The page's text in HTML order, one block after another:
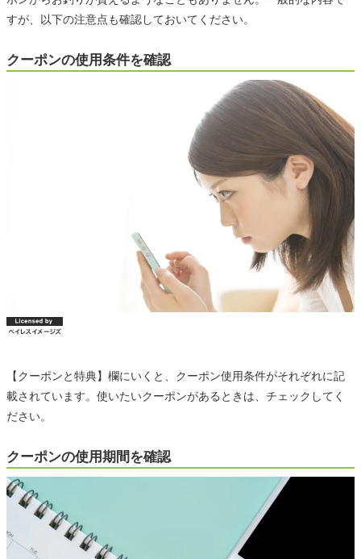
すが、以下の注意点も確認しておいてください。
クーポンの使用条件を確認
【クーポンと特典】欄にいくと、クーポン使用条件がそれぞれに記
載されています。使いたいクーポンがあるときは、チェックしてく
ださい。
クーポンの使用期間を確認